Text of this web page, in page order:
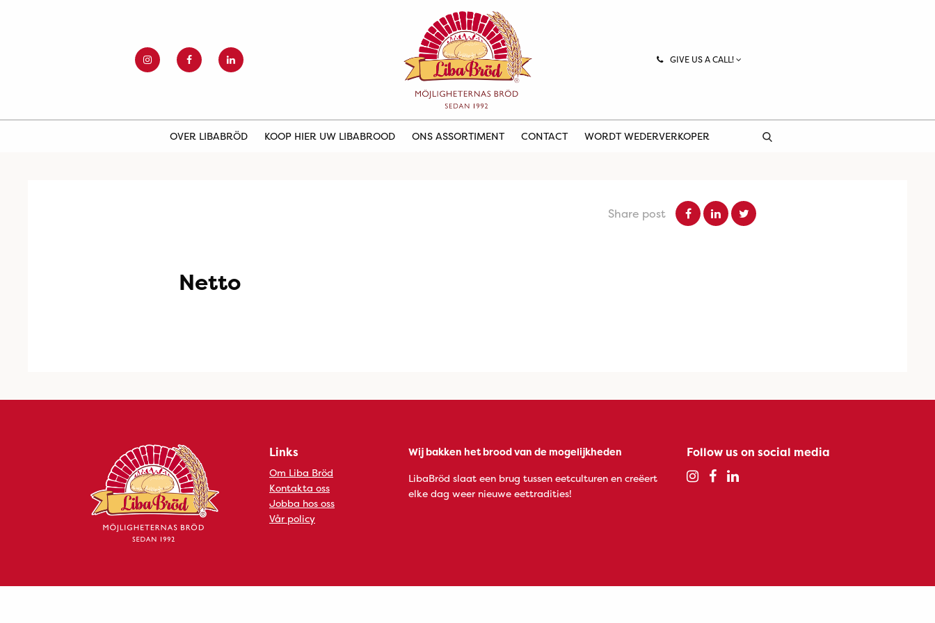
GIVE US A CALL!
OVER LIBABRÖD KOOP HIER UW LIBABROOD ONS ASSORTIMENT CONTACT WORDT WEDERVERKOPER
Share post
Netto
Links
Om Liba Bröd
Kontakta oss
Jobba hos oss
Vår policy
Wij bakken het brood van de mogelijkheden
LibaBröd slaat een brug tussen eetculturen en creëert
elke dag weer nieuwe eettradities!
Follow us on social media